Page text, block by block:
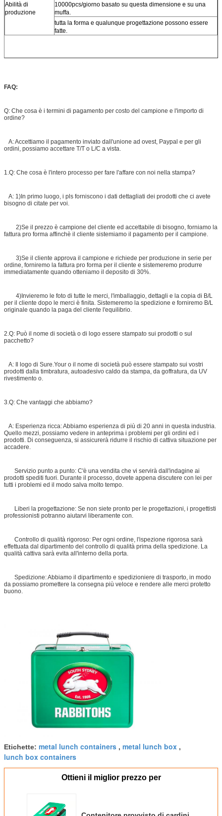
Abilità di
produzione
10000pcs/giorno basato su questa dimensione e su una
muffa.
tutta la forma e qualunque progettazione possono essere
fatte.
FAQ:
Q: Che cosa è i termini di pagamento per costo del campione e l'importo di
ordine?
A: Accettiamo il pagamento inviato dall'unione ad ovest, Paypal e per gli
ordini, possiamo accettare T/T o L/C a vista.
1.Q: Che cosa è l'intero processo per fare l'affare con noi nella stampa?
A: 1)In primo luogo, i pls forniscono i dati dettagliati dei prodotti che ci avete
bisogno di citate per voi.
2)Se il prezzo è campione del cliente ed accettabile di bisogno, forniamo la
fattura pro forma affinchè il cliente sistemiamo il pagamento per il campione.
3)Se il cliente approva il campione e richiede per produzione in serie per
ordine, forniremo la fattura pro forma per il cliente e sistemeremo produrre
immediatamente quando otteniamo il deposito di 30%.
4)Invieremo le foto di tutte le merci, l'imballaggio, dettagli e la copia di B/L
per il cliente dopo le merci è finita. Sistemeremo la spedizione e forniremo B/L
originale quando la paga del cliente l'equilibrio.
2.Q: Può il nome di società o di logo essere stampato sui prodotti o sul
pacchetto?
A: Il logo di Sure.Your o il nome di società può essere stampato sui vostri
prodotti dalla timbratura, autoadesivo caldo da stampa, da goffratura, da UV
rivestimento o.
3.Q: Che vantaggi che abbiamo?
A: Esperienza ricca: Abbiamo esperienza di più di 20 anni in questa industria.
Quello mezzi, possiamo vedere in anteprima i problemi per gli ordini ed i
prodotti. Di conseguenza, si assicurerà ridurre il rischio di cattiva situazione per
accadere.
Servizio punto a punto: C'è una vendita che vi servirà dall'indagine ai
prodotti spediti fuori. Durante il processo, dovete appena discutere con lei per
tutti i problemi ed il modo salva molto tempo.
Liberi la progettazione: Se non siete pronto per le progettazioni, i progettisti
professionisti potranno aiutarvi liberamente con.
Controllo di qualità rigoroso: Per ogni ordine, l'ispezione rigorosa sarà
effettuata dal dipartimento del controllo di qualità prima della spedizione. La
qualità cattiva sarà evita all'interno della porta.
Spedizione: Abbiamo il dipartimento e spedizioniere di trasporto, in modo
da possiamo promettere la consegna più veloce e rendere alle merci protetto
buono.
Etichette: metal lunch containers , metal lunch box ,
lunch box containers
Ottieni il miglior prezzo per